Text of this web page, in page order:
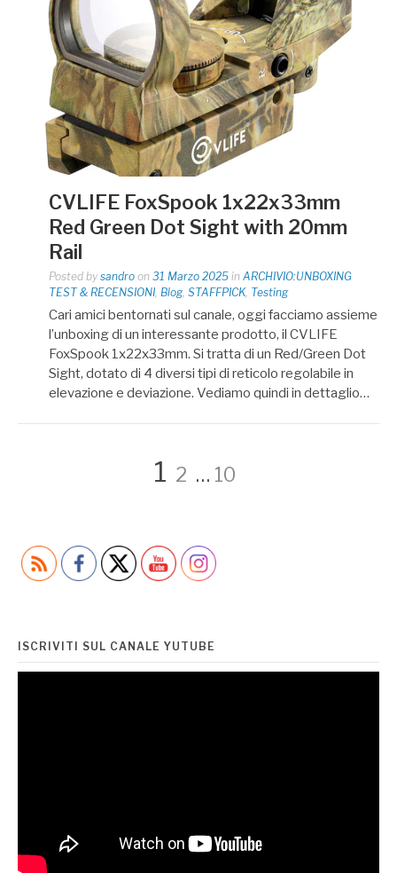
CVLIFE FoxSpook 1x22x33mm
Red Green Dot Sight with 20mm
Rail
Posted by sandro on 31 Marzo 2025 in ARCHIVIO:UNBOXING
TEST & RECENSIONI, Blog, STAFFPICK, Testing
Cari amici bentornati sul canale, oggi facciamo assieme
l’unboxing di un interessante prodotto, il CVLIFE
FoxSpook 1x22x33mm. Si tratta di un Red/Green Dot
Sight, dotato di 4 diversi tipi di reticolo regolabile in
elevazione e deviazione. Vediamo quindi in dettaglio…
Paginazione
degli
articoli
Page
1 Page
2 … Page
10
ISCRIVITI SUL CANALE YUTUBE